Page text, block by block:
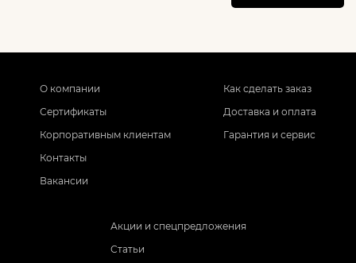
О компании
Сертификаты
Корпоративным клиентам
Контакты
Вакансии
Как сделать заказ
Доставка и оплата
Гарантия и сервис
Акции и спецпредложения
Статьи